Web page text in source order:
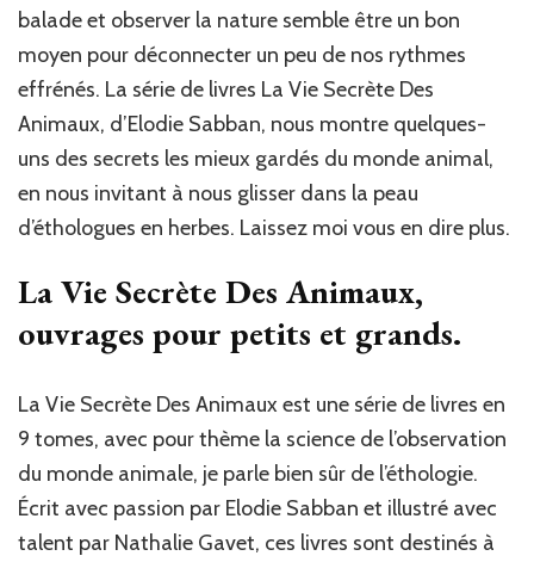
Vie
Des
Animaux.
balade et observer la nature semble être un bon
moyen pour déconnecter un peu de nos rythmes
effrénés. La série de livres La Vie Secrète Des
Animaux, d’Elodie Sabban, nous montre quelques-
uns des secrets les mieux gardés du monde animal,
en nous invitant à nous glisser dans la peau
d’éthologues en herbes. Laissez moi vous en dire plus.
La Vie Secrète Des Animaux,
ouvrages pour petits et grands.
La Vie Secrète Des Animaux est une série de livres en
9 tomes, avec pour thème la science de l’observation
du monde animale, je parle bien sûr de l’éthologie.
Écrit avec passion par Elodie Sabban et illustré avec
talent par Nathalie Gavet, ces livres sont destinés à